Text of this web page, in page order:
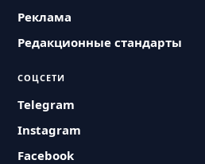
Реклама
Редакционные стандарты
СОЦСЕТИ
Telegram
Instagram
Facebook